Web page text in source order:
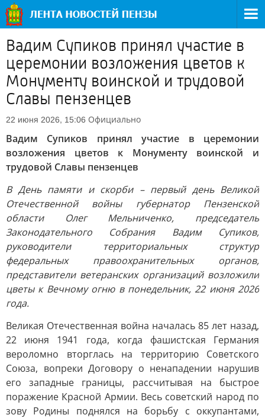
Вадим Супиков принял участие в
церемонии возложения цветов к
Монументу воинской и трудовой
Славы пензенцев
22 июня 2026, 15:06 Официально
Вадим Супиков принял участие в церемонии
возложения цветов к Монументу воинской и
трудовой Славы пензенцев
В День памяти и скорби – первый день Великой
Отечественной войны губернатор Пензенской
области Олег Мельниченко, председатель
Законодательного Собрания Вадим Супиков,
руководители территориальных структур
федеральных правоохранительных органов,
представители ветеранских организаций возложили
цветы к Вечному огню в понедельник, 22 июня 2026
года.
Великая Отечественная война началась 85 лет назад,
22 июня 1941 года, когда фашистская Германия
вероломно вторглась на территорию Советского
Союза, вопреки Договору о ненападении нарушив
его западные границы, рассчитывая на быстрое
поражение Красной Армии. Весь советский народ по
зову Родины поднялся на борьбу с оккупантами,